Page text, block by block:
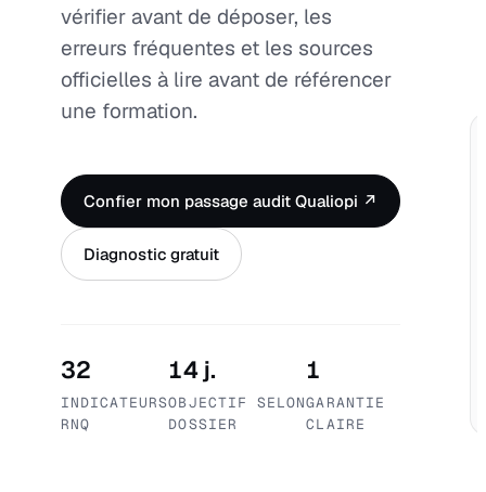
vérifier avant de déposer, les
erreurs fréquentes et les sources
officielles à lire avant de référencer
une formation.
Confier mon passage audit Qualiopi ↗
Diagnostic gratuit
32
INDICATEURS
RNQ
14 j.
OBJECTIF SELON
DOSSIER
1
GARANTIE
CLAIRE